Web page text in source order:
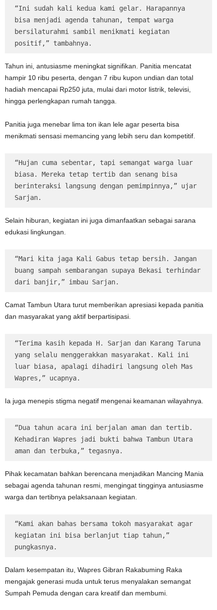
“Ini sudah kali kedua kami gelar. Harapannya
bisa menjadi agenda tahunan, tempat warga
bersilaturahmi sambil menikmati kegiatan
positif,” tambahnya.
Tahun ini, antusiasme meningkat signifikan. Panitia mencatat
hampir 10 ribu peserta, dengan 7 ribu kupon undian dan total
hadiah mencapai Rp250 juta, mulai dari motor listrik, televisi,
hingga perlengkapan rumah tangga.
Panitia juga menebar lima ton ikan lele agar peserta bisa
menikmati sensasi memancing yang lebih seru dan kompetitif.
“Hujan cuma sebentar, tapi semangat warga luar
biasa. Mereka tetap tertib dan senang bisa
berinteraksi langsung dengan pemimpinnya,” ujar
Sarjan.
Selain hiburan, kegiatan ini juga dimanfaatkan sebagai sarana
edukasi lingkungan.
“Mari kita jaga Kali Gabus tetap bersih. Jangan
buang sampah sembarangan supaya Bekasi terhindar
dari banjir,” imbau Sarjan.
Camat Tambun Utara turut memberikan apresiasi kepada panitia
dan masyarakat yang aktif berpartisipasi.
“Terima kasih kepada H. Sarjan dan Karang Taruna
yang selalu menggerakkan masyarakat. Kali ini
luar biasa, apalagi dihadiri langsung oleh Mas
Wapres,” ucapnya.
Ia juga menepis stigma negatif mengenai keamanan wilayahnya.
“Dua tahun acara ini berjalan aman dan tertib.
Kehadiran Wapres jadi bukti bahwa Tambun Utara
aman dan terbuka,” tegasnya.
Pihak kecamatan bahkan berencana menjadikan Mancing Mania
sebagai agenda tahunan resmi, mengingat tingginya antusiasme
warga dan tertibnya pelaksanaan kegiatan.
“Kami akan bahas bersama tokoh masyarakat agar
kegiatan ini bisa berlanjut tiap tahun,”
pungkasnya.
Dalam kesempatan itu, Wapres Gibran Rakabuming Raka
mengajak generasi muda untuk terus menyalakan semangat
Sumpah Pemuda dengan cara kreatif dan membumi.